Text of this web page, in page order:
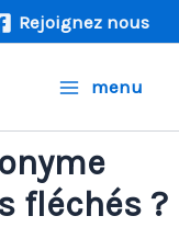
Rejoignez nous
menu
fléchés ?